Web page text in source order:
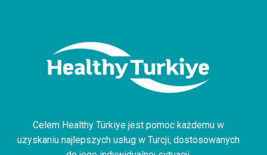
Celem Healthy Türkiye jest pomoc każdemu w
uzyskaniu najlepszych usług w Turcji, dostosowanych